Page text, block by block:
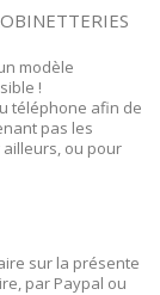
modèle
!
téléphone afin de
pas les
ou pour
sur la présente
par Paypal ou